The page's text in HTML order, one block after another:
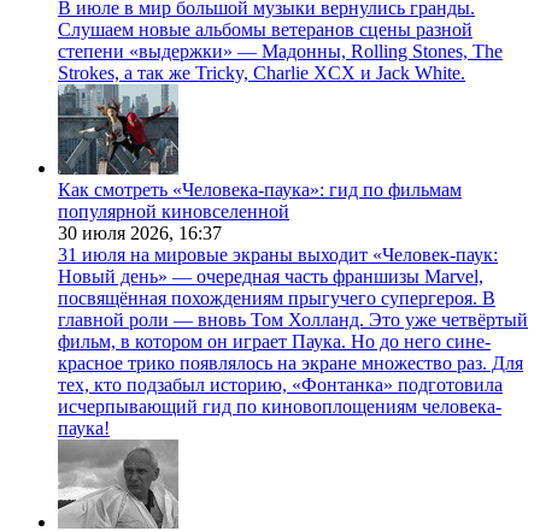
В июле в мир большой музыки вернулись гранды.
Слушаем новые альбомы ветеранов сцены разной
степени «выдержки» — Мадонны, Rolling Stones, The
Strokes, а так же Tricky, Charlie XCX и Jack White.
Как смотреть «Человека-паука»: гид по фильмам
популярной киновселенной
30 июля 2026, 16:37
31 июля на мировые экраны выходит «Человек-паук:
Новый день» — очередная часть франшизы Marvel,
посвящённая похождениям прыгучего супергероя. В
главной роли — вновь Том Холланд. Это уже четвёртый
фильм, в котором он играет Паука. Но до него сине-
красное трико появлялось на экране множество раз. Для
тех, кто подзабыл историю, «Фонтанка» подготовила
исчерпывающий гид по киновоплощениям человека-
паука!